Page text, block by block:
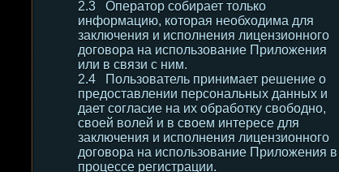
Оператор собирает только
информацию, которая необходима для
заключения и исполнения лицензионного
договора на использование Приложения
или в связи с ним.
Пользователь принимает решение о
предоставлении персональных данных и
дает согласие на их обработку свободно,
своей волей и в своем интересе для
заключения и исполнения лицензионного
договора на использование Приложения в
процессе регистрации.